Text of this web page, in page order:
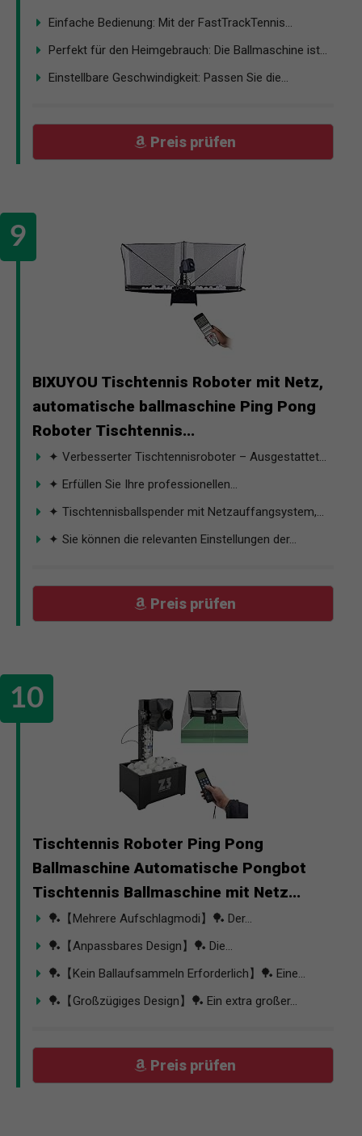
Einfache Bedienung: Mit der FastTrackTennis...
Perfekt für den Heimgebrauch: Die Ballmaschine ist...
Einstellbare Geschwindigkeit: Passen Sie die...
Preis prüfen
BIXUYOU Tischtennis Roboter mit Netz,
automatische ballmaschine Ping Pong
Roboter Tischtennis...
✦ Verbesserter Tischtennisroboter – Ausgestattet...
✦ Erfüllen Sie Ihre professionellen...
✦ Tischtennisballspender mit Netzauffangsystem,...
✦ Sie können die relevanten Einstellungen der...
Preis prüfen
Tischtennis Roboter Ping Pong
Ballmaschine Automatische Pongbot
Tischtennis Ballmaschine mit Netz...
🏓【Mehrere Aufschlagmodi】🏓 Der...
🏓【Anpassbares Design】🏓 Die...
🏓【Kein Ballaufsammeln Erforderlich】🏓 Eine...
🏓【Großzügiges Design】🏓 Ein extra großer...
Preis prüfen